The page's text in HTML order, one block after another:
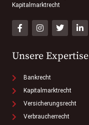
Kapitalmarktrecht
Unsere Expertise
Bankrecht
Kapitalmarktrecht
Versicherungsrecht
Verbraucherrecht